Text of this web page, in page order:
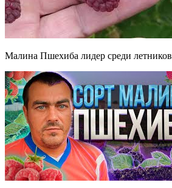
Малина Пшехиба лидер среди летников